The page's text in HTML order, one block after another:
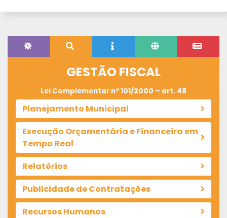
GESTÃO FISCAL
Lei Complementar nº 101/2000 – art. 48
Planejamento Municipal
Execução Orçamentária e Financeira em
Tempo Real
Relatórios
Publicidade de Contratações
Recursos Humanos